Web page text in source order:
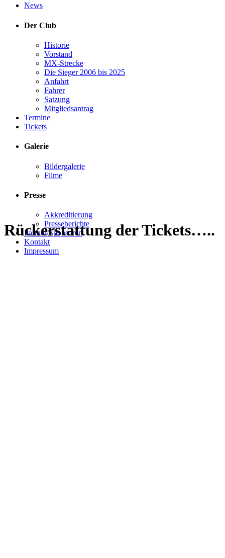
News
Der Club
Historie
Vorstand
MX-Strecke
Die Sieger 2006 bis 2025
Anfahrt
Fahrer
Satzung
Mitgliedsantrag
Termine
Tickets
Galerie
Bildergalerie
Filme
Presse
Akkreditierung
Presseberichte
Partner/Sponsoren
Kontakt
Impressum
Rückerstattung der Tickets…..